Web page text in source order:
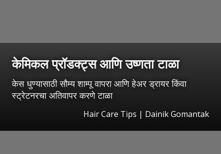
केमिकल प्रॉडक्ट्स आणि उष्णता टाळा
केस धुण्यासाठी सौम्य शाम्पू वापरा आणि हेअर ड्रायर किंवा
स्ट्रेटनरचा अतिवापर करणे टाळा
Hair Care Tips | Dainik Gomantak